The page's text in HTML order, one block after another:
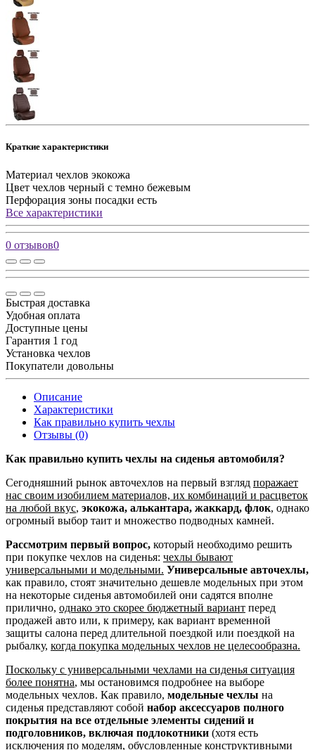
Краткие характеристики
Материал чехлов экокожа
Цвет чехлов черный с темно бежевым
Перфорация зоны посадки есть
Все характеристики
0 отзывов0
Быстрая доставка
Удобная оплата
Доступные цены
Гарантия 1 год
Установка чехлов
Покупатели довольны
Описание
Характеристики
Как правильно купить чехлы
Отзывы (0)
Как правильно купить чехлы на сиденья автомобиля?
Сегодняшний рынок авточехлов на первый взгляд поражает
нас своим изобилием материалов, их комбинаций и расцветок
на любой вкус, экокожа, алькантара, жаккард, флок, однако
огромный выбор таит и множество подводных камней.
Рассмотрим первый вопрос, который необходимо решить
при покупке чехлов на сиденья: чехлы бывают
универсальными и модельными. Универсальные авточехлы,
как правило, стоят значительно дешевле модельных при этом
на некоторые сиденья автомобилей они садятся вполне
прилично, однако это скорее бюджетный вариант перед
продажей авто или, к примеру, как вариант временной
защиты салона перед длительной поездкой или поездкой на
рыбалку, когда покупка модельных чехлов не целесообразна.
Поскольку с универсальными чехлами на сиденья ситуация
более понятна, мы остановимся подробнее на выборе
модельных чехлов. Как правило, модельные чехлы на
сиденья представляют собой набор аксессуаров полного
покрытия на все отдельные элементы сидений и
подголовников, включая подлокотники (хотя есть
исключения по моделям, обусловленные конструктивными